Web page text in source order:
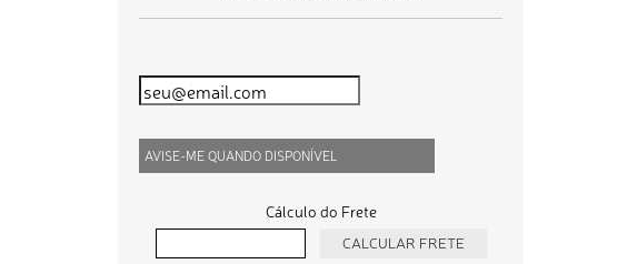
AVISE-ME QUANDO DISPONÍVEL
Cálculo do Frete